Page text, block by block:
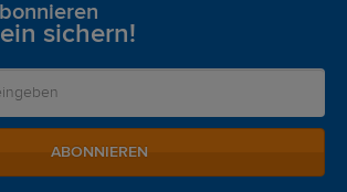
sichern!
ABONNIEREN